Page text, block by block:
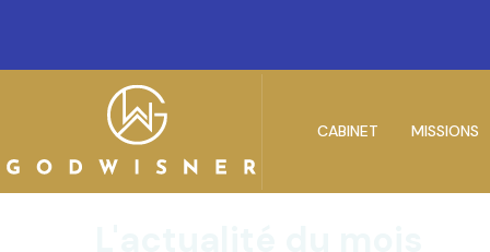
CABINET MISSIONS